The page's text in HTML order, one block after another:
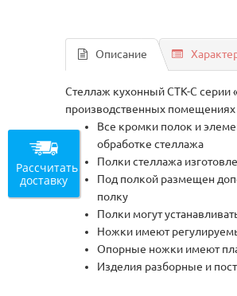
Описание
Стеллаж кухонный СТК-С серии
производственных помещениях
Все кромки полок и
обработке стеллажа
Полки стеллажа
Под полкой размещен
полку
Полки могут
Ножки имеют
Опорные ножки имеют
Изделия разборные и
Рассчитать
доставку